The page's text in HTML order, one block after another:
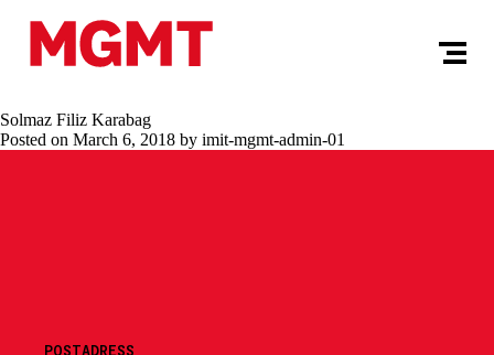
Solmaz Filiz Karabag
Posted on March 6, 2018 by imit-mgmt-admin-01
POSTADRESS